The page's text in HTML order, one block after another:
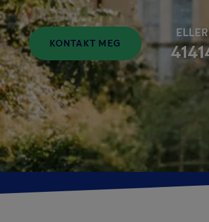
KONTAKT MEG